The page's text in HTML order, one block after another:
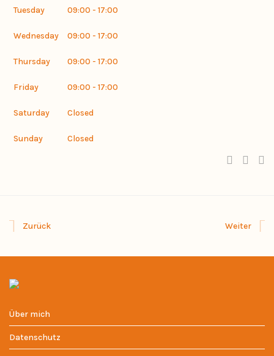
Tuesday 09:00 - 17:00
Wednesday 09:00 - 17:00
Thursday 09:00 - 17:00
Friday 09:00 - 17:00
Saturday Closed
Sunday Closed
Zurück Weiter
Über mich
Datenschutz